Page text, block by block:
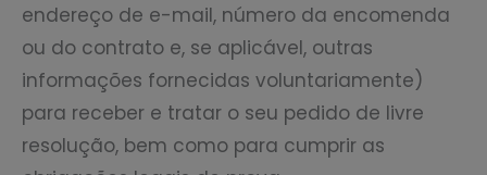
endereço de e-mail, número da encomenda
ou do contrato e, se aplicável, outras
informações fornecidas voluntariamente)
para receber e tratar o seu pedido de livre
resolução, bem como para cumprir as